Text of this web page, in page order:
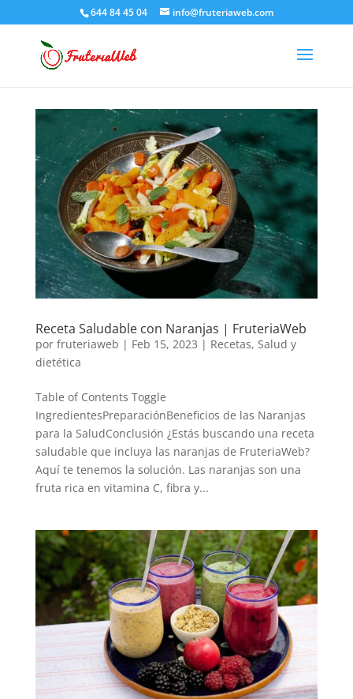
644 84 45 04 info@fruteriaweb.com
Receta Saludable con Naranjas | FruteriaWeb
por fruteriaweb | Feb 15, 2023 | Recetas, Salud y
dietética
Table of Contents Toggle
IngredientesPreparaciónBeneficios de las Naranjas
para la SaludConclusión ¿Estás buscando una receta
saludable que incluya las naranjas de FruteriaWeb?
Aquí te tenemos la solución. Las naranjas son una
fruta rica en vitamina C, fibra y...